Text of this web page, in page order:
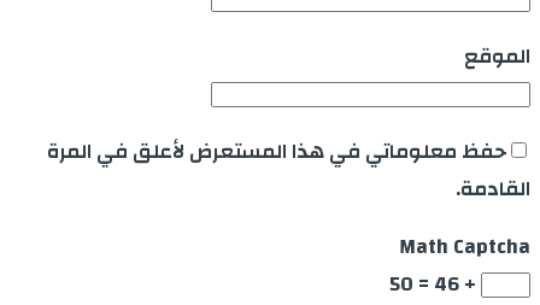
الموقع
حفظ معلوماتي في هذا المستعرض لأعلق في المرة
القادمة.
Math Captcha
+ 46 = 50